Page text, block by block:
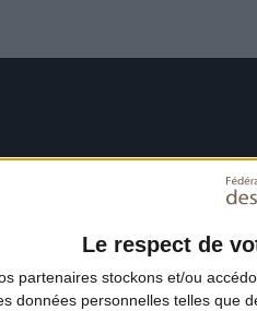
Le respect de
partenaires stockons et/ou
données personnelles telles que